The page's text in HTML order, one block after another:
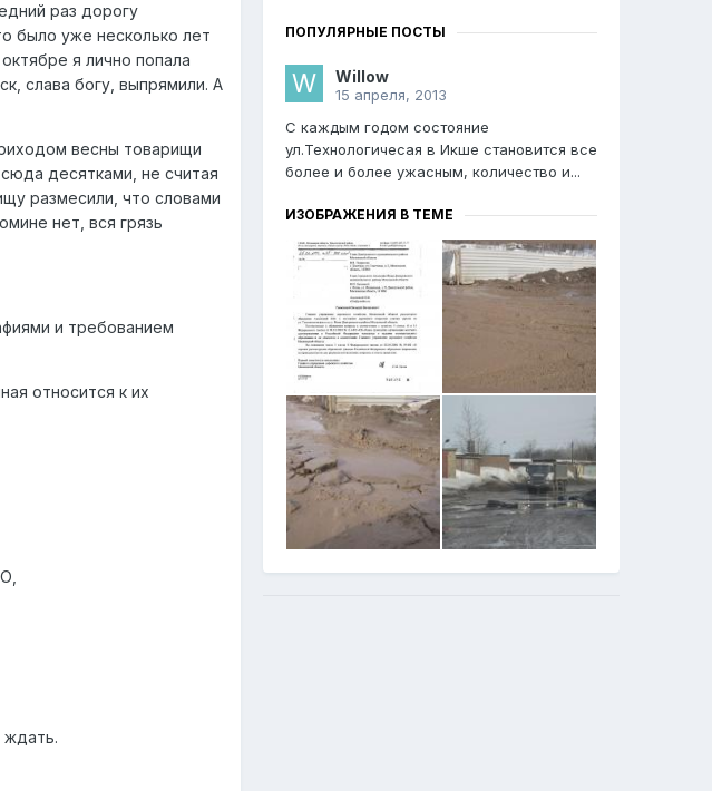
раз дорогу
было уже несколько лет
я лично попала
слава богу, выпрямили. А
весны товарищи
десятками, не считая
размесили, что словами
нет, вся грязь
и требованием
относится к их
ждать.
ПОПУЛЯРНЫЕ ПОСТЫ
Willow
15 апреля, 2013
С каждым годом состояние
ул.Технологичесая в Икше становится все
более и более ужасным, количество и...
ИЗОБРАЖЕНИЯ В ТЕМЕ